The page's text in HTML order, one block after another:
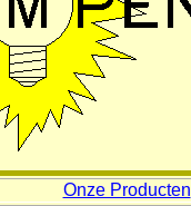
Onze Producten